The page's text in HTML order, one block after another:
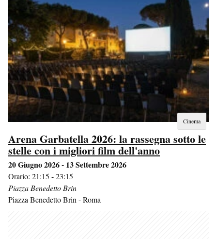
Cinema
Arena Garbatella 2026: la rassegna sotto le
stelle con i migliori film dell'anno
20 Giugno 2026 - 13 Settembre 2026
Orario: 21:15 - 23:15
Piazza Benedetto Brin
Piazza Benedetto Brin -Roma